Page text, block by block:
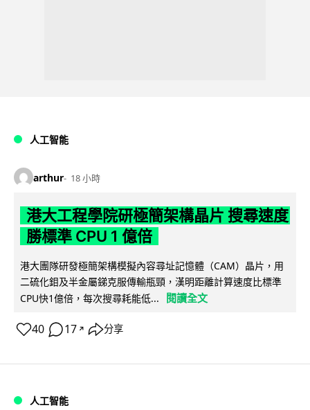
人工智能
arthur 18 小時
港大工程學院研極簡架構晶片 搜尋速度
勝標準 CPU 1 億倍
港大團隊研發極簡架構模擬內容尋址記憶體（CAM）晶片，用
二硫化鉬及半金屬銻克服傳輸瓶頸，漢明距離計算速度比標準
CPU快1億倍，每次搜尋耗能低...
閱讀全文
40 17 ↗ 分享
人工智能